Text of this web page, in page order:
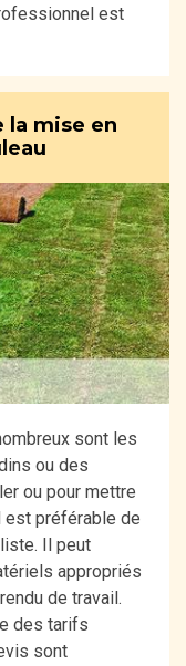
est
la mise en
sont les
ou des
ou pour mettre
est préférable de
Il peut
appropriés
de travail.
des tarifs
sont